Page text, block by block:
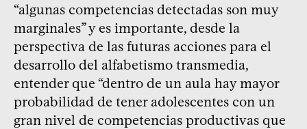
“algunas competencias detectadas son muy
marginales” y es importante, desde la
perspectiva de las futuras acciones para el
desarrollo del alfabetismo transmedia,
entender que “dentro de un aula hay mayor
probabilidad de tener adolescentes con un
gran nivel de competencias productivas que